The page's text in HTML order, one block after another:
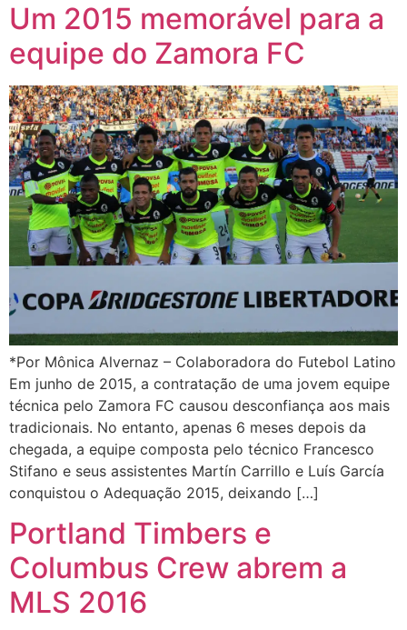
Um 2015 memorável para a
equipe do Zamora FC
*Por Mônica Alvernaz – Colaboradora do Futebol Latino
Em junho de 2015, a contratação de uma jovem equipe
técnica pelo Zamora FC causou desconfiança aos mais
tradicionais. No entanto, apenas 6 meses depois da
chegada, a equipe composta pelo técnico Francesco
Stifano e seus assistentes Martín Carrillo e Luís García
conquistou o Adequação 2015, deixando […]
Portland Timbers e
Columbus Crew abrem a
MLS 2016